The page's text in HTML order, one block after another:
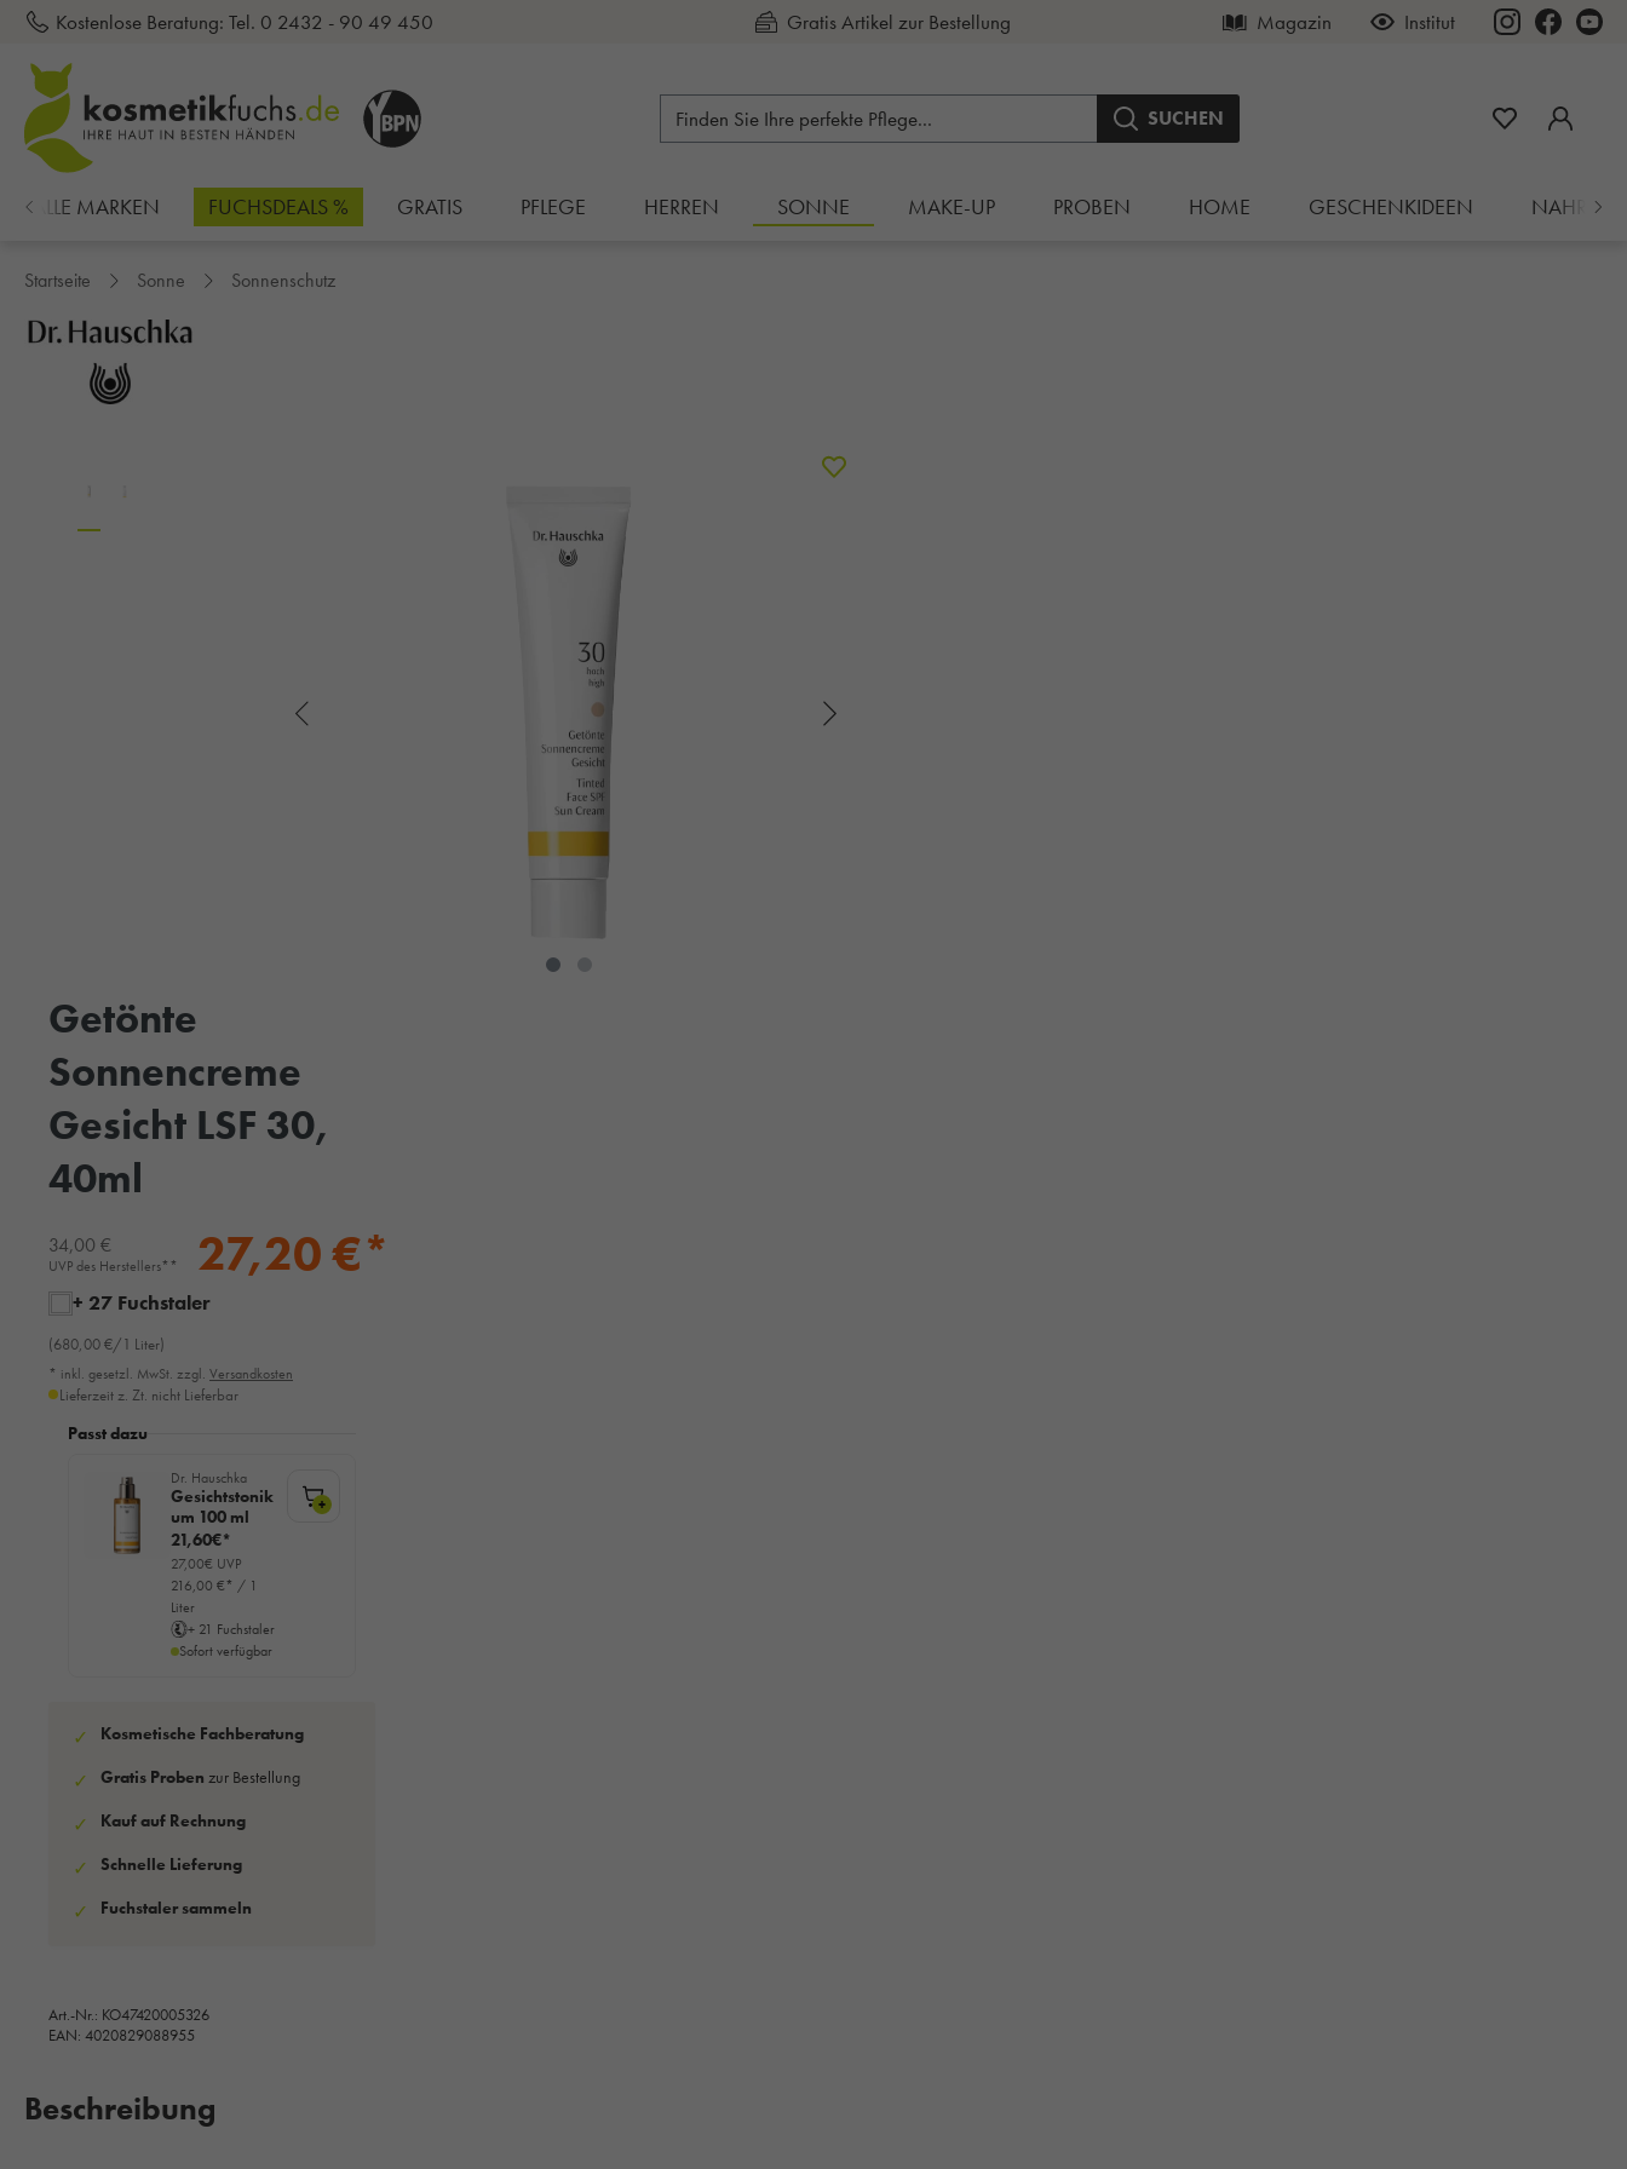
springen
Kostenlose Beratung: Tel. 0 2432 - 90 49 450 Kauf auf Rechnung Magazin Institut
SUCHEN
ALLE MARKEN FUCHSDEALS % GRATIS PFLEGE HERREN SONNE MAKE-UP PROBEN HOME GESCHENKIDEEN
Startseite Sonne Sonnenschutz
Getönte
Sonnencreme
Gesicht LSF 30,
40ml
34,00 €
UVP des Herstellers** 27,20 €*
+ 27 Fuchstaler
(680,00 €/1 Liter)
* inkl. gesetzl. MwSt. zzgl. Versandkosten
Lieferzeit z. Zt. nicht Lieferbar
Passt dazu
Dr. Hauschka
Gesichtstonik
um 100 ml
21,60€*
27,00€ UVP
216,00 €* / 1
Liter
+ 21 Fuchstaler
Sofort verfügbar
+
✓ Kosmetische Fachberatung
✓ Gratis Proben zur Bestellung
✓ Kauf auf Rechnung
✓ Schnelle Lieferung
✓ Fuchstaler sammeln
Art.-Nr.: KO47420005326
EAN: 4020829088955
Beschreibung